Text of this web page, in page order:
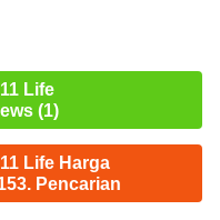
Life
(1)
Life Harga
Pencarian